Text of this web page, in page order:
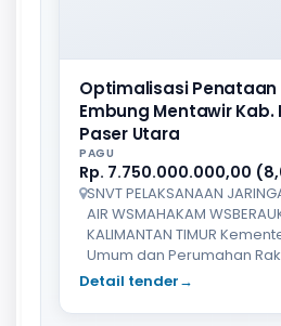
Optimalisasi Penataan
Embung Mentawir Kab.
Paser Utara
PAGU
Rp. 7.750.000.000,00
SNVT PELAKSANAAN
AIR WSMAHAKAM
KALIMANTAN TIMUR
Umum dan Perumahan
Detail tender→